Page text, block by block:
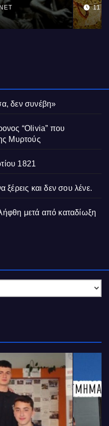
δεν συνέβη»
“Olivia” που
Μυρτούς
1821
και δεν σου λένε.
μετά από καταδίωξη